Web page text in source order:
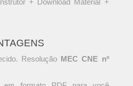
+ Download Material +
Resolução MEC CNE nº